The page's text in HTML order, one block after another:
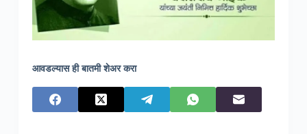
आवडल्यास ही बातमी शेअर करा